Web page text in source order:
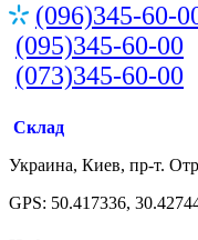
(096)345-60-
(095)345-60-00
(073)345-60-00
Склад
Украина, Киев, пр-т.
GPS: 50.417336,